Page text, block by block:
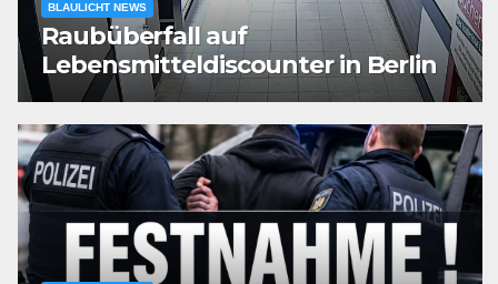
BLAULICHT NEWS
Raubüberfall auf
Lebensmitteldiscounter in Berlin